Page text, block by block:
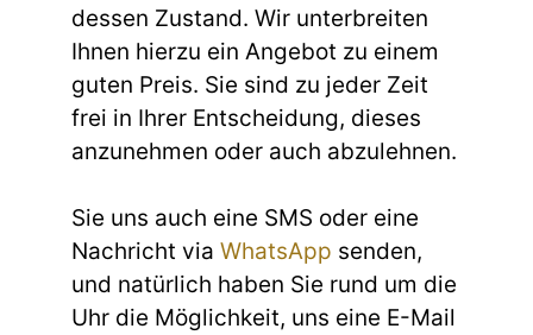
dessen Zustand. Wir unterbreiten
Ihnen hierzu ein Angebot zu einem
guten Preis. Sie sind zu jeder Zeit
frei in Ihrer Entscheidung, dieses
anzunehmen oder auch abzulehnen.
Sie uns auch eine SMS oder eine
Nachricht via WhatsApp senden,
und natürlich haben Sie rund um die
Uhr die Möglichkeit, uns eine E-Mail